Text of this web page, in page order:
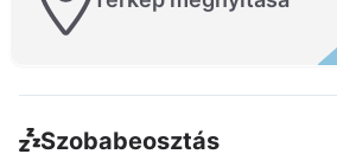
Szobabeosztás